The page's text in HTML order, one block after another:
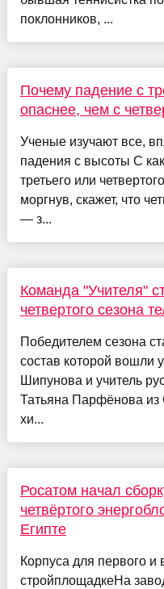
поклонников, ...
Почему падение с
опаснее, чем с
Ученые изучают все,
падения с высоты С
третьего или
моргнув, скажет, что
— з...
Команда "Учителя"
четвертого сезона
Победителем сезона
состав которой вошли
Шипунова и учитель
Татьяна Парфёнова из
хи...
Росатом начал
четвёртого
Египте
Корпуса для первого и
стройплощадкеНа